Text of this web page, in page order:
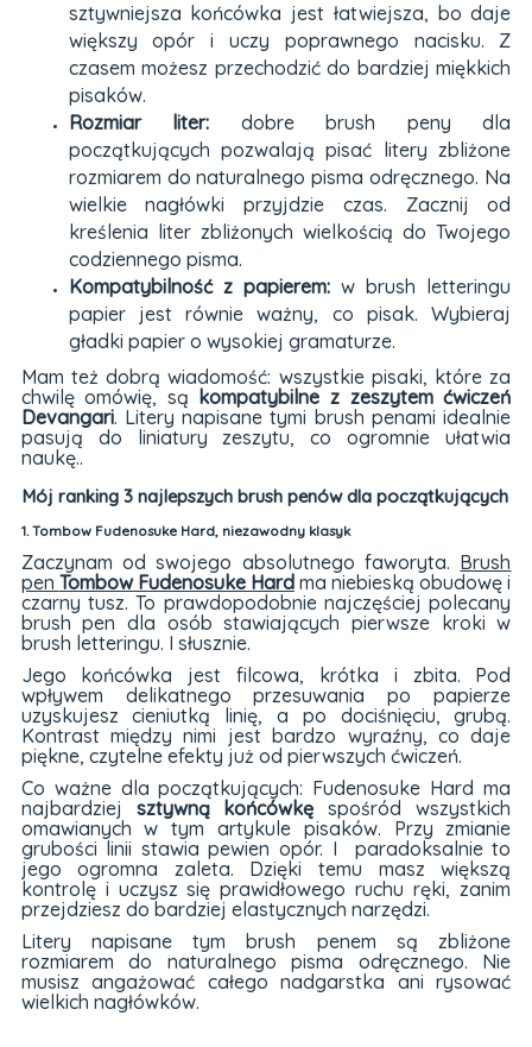
sztywniejsza końcówka jest łatwiejsza, bo daje
większy opór i uczy poprawnego nacisku. Z
czasem możesz przechodzić do bardziej miękkich
pisaków.
Rozmiar liter: dobre brush peny dla
początkujących pozwalają pisać litery zbliżone
rozmiarem do naturalnego pisma odręcznego. Na
wielkie nagłówki przyjdzie czas. Zacznij od
kreślenia liter zbliżonych wielkością do Twojego
codziennego pisma.
Kompatybilność z papierem:w brush letteringu
papier jest równie ważny, co pisak. Wybieraj
gładki papier o wysokiej gramaturze.
Mam też dobrą wiadomość: wszystkie pisaki, które za
chwilę omówię, są kompatybilne z zeszytem ćwiczeń
Devangari. Litery napisane tymi brush penami idealnie
pasują do liniatury zeszytu, co ogromnie ułatwia
naukę..
Mój ranking 3 najlepszych brush penów dla początkujących
1. Tombow Fudenosuke Hard, niezawodny klasyk
Zaczynam od swojego absolutnego faworyta. Brush
pen Tombow Fudenosuke Hardma niebieską obudowę i
czarny tusz. To prawdopodobnie najczęściej polecany
brush pen dla osób stawiających pierwsze kroki w
brush letteringu. I słusznie.
Jego końcówka jest filcowa, krótka i zbita. Pod
wpływem delikatnego przesuwania po papierze
uzyskujesz cieniutką linię, a po dociśnięciu, grubą.
Kontrast między nimi jest bardzo wyraźny, co daje
piękne, czytelne efekty już od pierwszych ćwiczeń.
Co ważne dla początkujących: Fudenosuke Hard ma
najbardziej sztywną końcówkę spośród wszystkich
omawianych w tym artykule pisaków. Przy zmianie
grubości linii stawia pewien opór. I paradoksalnie to
jego ogromna zaleta. Dzięki temu masz większą
kontrolę i uczysz się prawidłowego ruchu ręki, zanim
przejdziesz do bardziej elastycznych narzędzi.
Litery napisane tym brush penem są zbliżone
rozmiarem do naturalnego pisma odręcznego. Nie
musisz angażować całego nadgarstka ani rysować
wielkich nagłówków.